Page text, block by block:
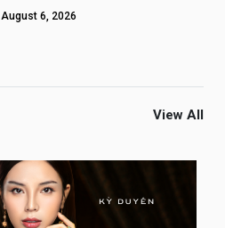
August 6, 2026
View All